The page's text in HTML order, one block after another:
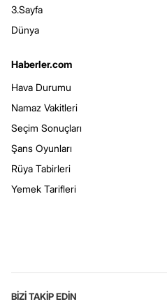
3.Sayfa
Dünya
Haberler.com
Hava Durumu
Namaz Vakitleri
Seçim Sonuçları
Şans Oyunları
Rüya Tabirleri
Yemek Tarifleri
BİZİ TAKİP EDİN